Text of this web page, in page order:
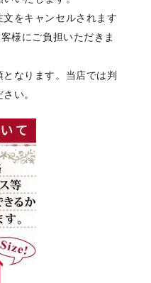
文をキャンセルされます
様にご負担いただきま
なります。当店では判
い。